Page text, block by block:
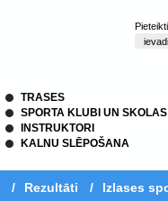
TRASES
SPORTA KLUBI UN SKOLAS
INSTRUKTORI
KALNU SLĒPOŠANA
/ Rezultāti / Izlases